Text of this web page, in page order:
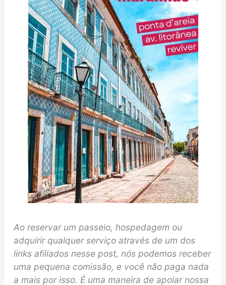
Ao reservar um passeio, hospedagem ou
adquirir qualquer serviço através de um dos
links afiliados nesse post, nós podemos receber
uma pequena comissão, e você não paga nada
a mais por isso. É uma maneira de apoiar nossa